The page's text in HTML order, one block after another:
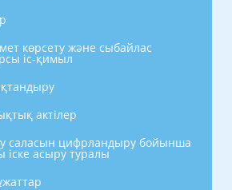
көрсету және сыбайлас
іс-қимыл
актілер
саласын цифрландыру бойынша
асыру туралы